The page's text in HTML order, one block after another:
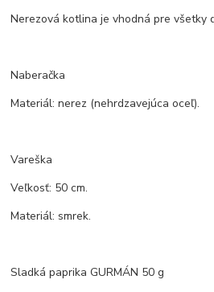
Nerezová kotlina je vhodná pre všetky
Naberačka
Materiál: nerez (nehrdzavejúca oceľ).
Vareška
Veľkosť: 50 cm.
Materiál: smrek.
Sladká paprika GURMÁN 50 g